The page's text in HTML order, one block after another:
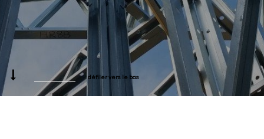
défiler vers le bas